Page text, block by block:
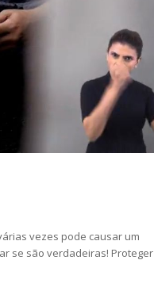
vezes pode causar um
se são verdadeiras! Proteger